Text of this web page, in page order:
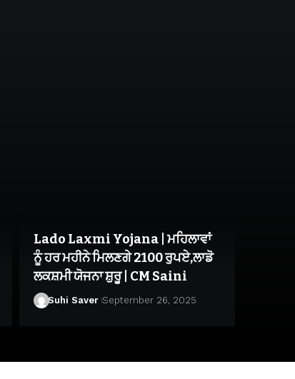
Lado Laxmi Yojana | ਮਹਿਲਾਵਾਂ
ਨੂੰ ਹਰ ਮਹੀਨੇ ਮਿਲਣਗੇ 2100 ਰੁਪਏ,ਲਾਡੋ
ਲਕਸ਼ਮੀ ਯੋਜਨਾ ਸ਼ੁਰੂ | CM Saini
Suhi Saver September 26, 2025